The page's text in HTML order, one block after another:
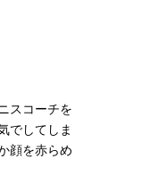
スコーチを
でしてしま
顔を赤らめ